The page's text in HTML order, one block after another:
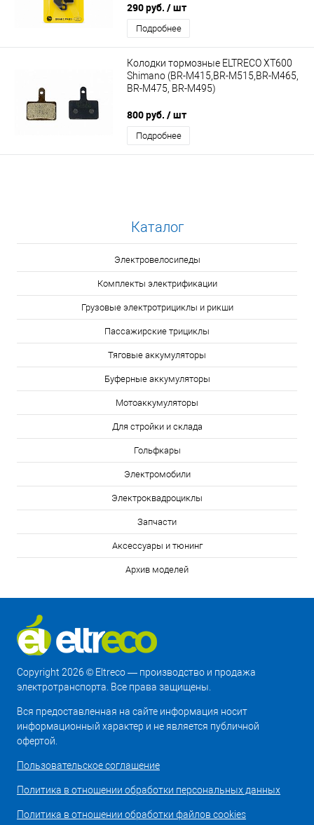
290 руб. / шт
Подробнее
Колодки тормозные ELTRECO XT600
Shimano (BR-M415,BR-M515,BR-M465,
BR-M475, BR-M495)
800 руб. / шт
Подробнее
Каталог
Электровелосипеды
Комплекты электрификации
Грузовые электротрициклы и рикши
Пассажирские трициклы
Тяговые аккумуляторы
Буферные аккумуляторы
Мотоаккумуляторы
Для стройки и склада
Гольфкары
Электромобили
Электроквадроциклы
Запчасти
Аксессуары и тюнинг
Архив моделей
Copyright 2026 © Eltreco — производство и продажа
электротранспорта. Все права защищены.
Вся предоставленная на сайте информация носит
информационный характер и не является публичной
офертой.
Пользовательское соглашение
Политика в отношении обработки персональных данных
Политика в отношении обработки файлов cookies